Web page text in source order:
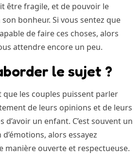
être fragile, et de pouvoir le
bonheur. Si vous sentez que
de faire ces choses, alors
attendre encore un peu.
le sujet ?
les couples puissent parler
de leurs opinions et de leurs
un enfant. C’est souvent un
alors essayez
manière ouverte et respectueuse.